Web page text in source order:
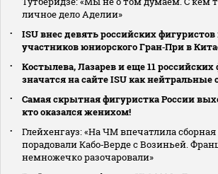
личное дело Аделии»
ISU внес девять российских фигуристов
участников юниорского Гран‑При в
Костылева, Лазарев и еще 11 российских
значатся на сайте ISU как
Самая скрытная фигуристка России
кто оказался женихом!
Глейхенгауз: «На ЧМ впечатлила
порадовали Кабо‑Верде с Возиньей.
немножечко разочаровали»